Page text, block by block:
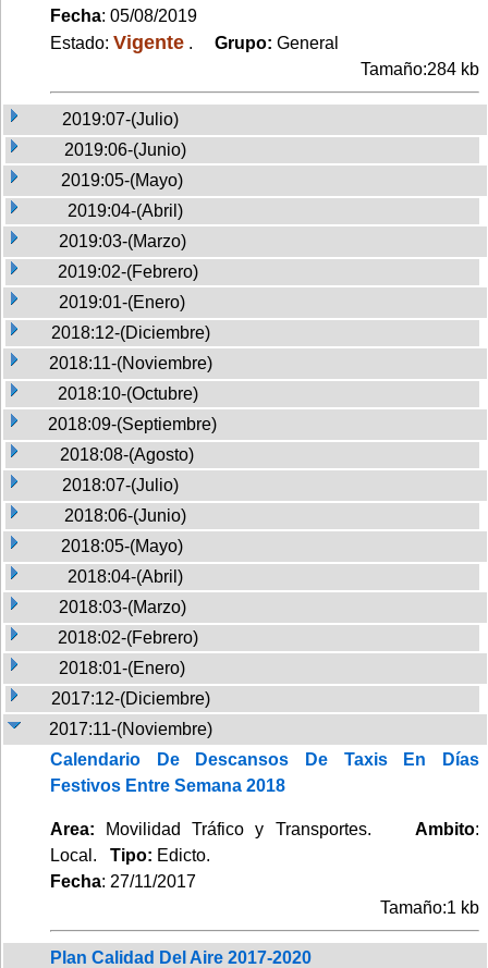
Fecha: 05/08/2019
Estado: Vigente . Grupo: General
Tamaño:284 kb
2019:07-(Julio)
2019:06-(Junio)
2019:05-(Mayo)
2019:04-(Abril)
2019:03-(Marzo)
2019:02-(Febrero)
2019:01-(Enero)
2018:12-(Diciembre)
2018:11-(Noviembre)
2018:10-(Octubre)
2018:09-(Septiembre)
2018:08-(Agosto)
2018:07-(Julio)
2018:06-(Junio)
2018:05-(Mayo)
2018:04-(Abril)
2018:03-(Marzo)
2018:02-(Febrero)
2018:01-(Enero)
2017:12-(Diciembre)
2017:11-(Noviembre)
Calendario De Descansos De Taxis En Días
Festivos Entre Semana 2018
Area: Movilidad Tráfico y Transportes. Ambito:
Local. Tipo: Edicto.
Fecha: 27/11/2017
Tamaño:1 kb
Plan Calidad Del Aire 2017-2020